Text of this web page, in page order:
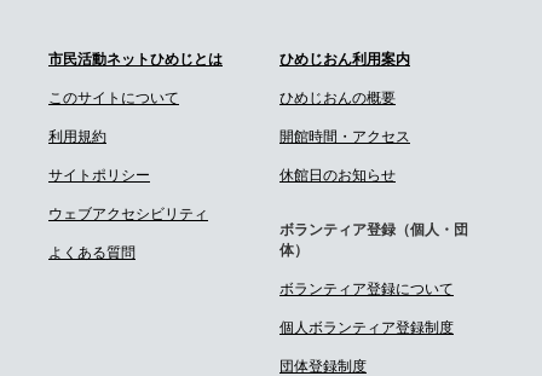
市民活動ネットひめじとは
このサイトについて
利用規約
サイトポリシー
ウェブアクセシビリティ
よくある質問
ひめじおん利用案内
ひめじおんの概要
開館時間・アクセス
休館日のお知らせ
ボランティア登録（個人・団
体）
ボランティア登録について
個人ボランティア登録制度
団体登録制度